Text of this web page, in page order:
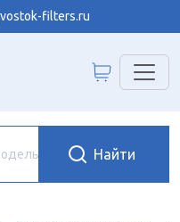
filters.ru